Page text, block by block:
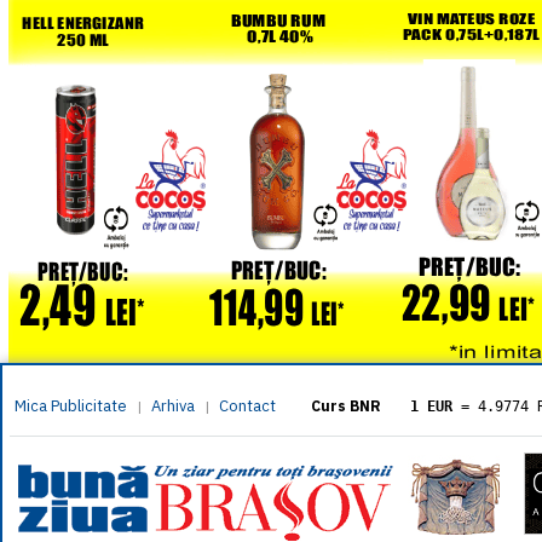
Mica Publicitate | Arhiva | Contact Curs BNR 1 EUR = 4.9774
= 5.8304
1 XAU= 464.4611
1 AED= 1.1933
1 AUD= 2.7957
1 BGN= 2.5449